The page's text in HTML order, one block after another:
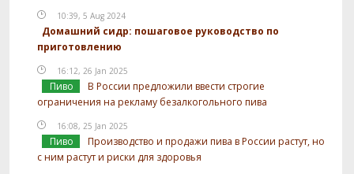
10:39, 5 Aug 2024
Домашний сидр: пошаговое руководство по
приготовлению
16:12, 26 Jan 2025
Пиво
В России предложили ввести строгие
ограничения на рекламу безалкогольного пива
16:08, 25 Jan 2025
Пиво
Производство и продажи пива в России растут, но
с ним растут и риски для здоровья